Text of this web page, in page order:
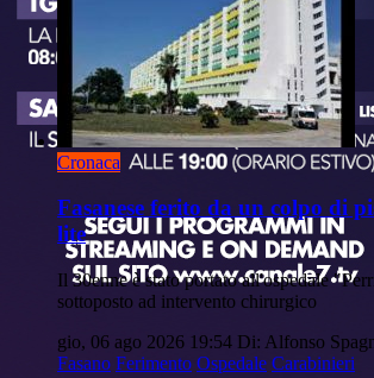
Cronaca
Fasanese ferito da un colpo di
lite
Il 30enne è stato portato all'ospedale
sottoposto ad intervento chirurgico
gio, 06 ago 2026 19:54 Di: Alfonso
Fasano Ferimento Ospedale Carabinieri